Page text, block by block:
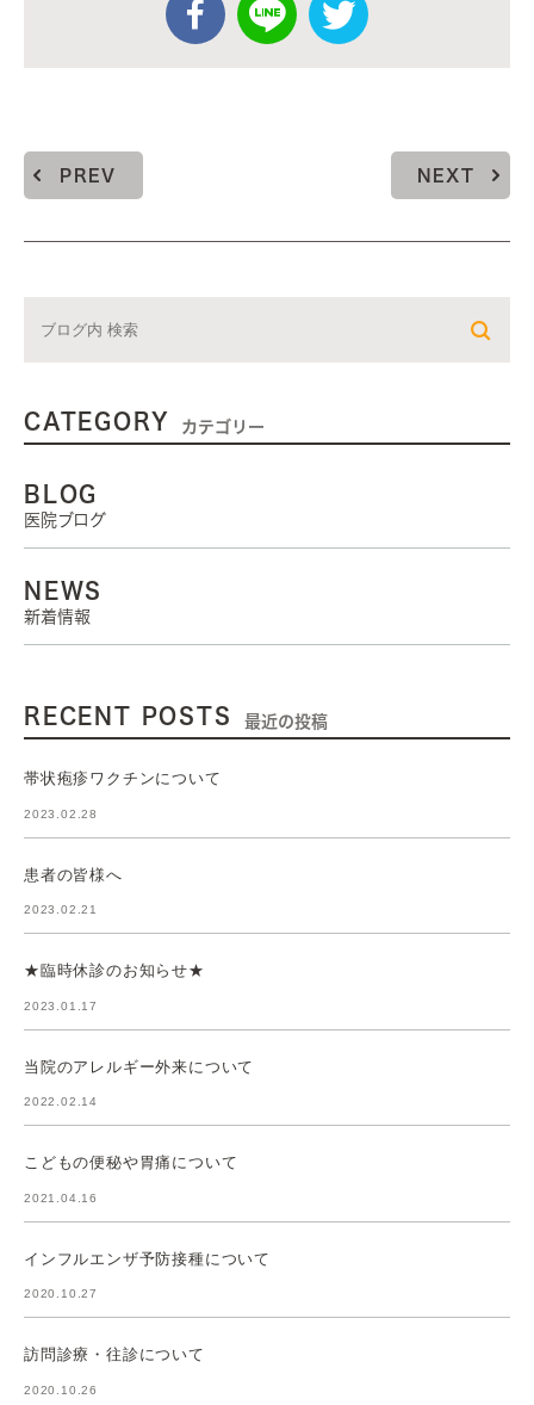
PREV NEXT
CATEGORY カテゴリー
BLOG
医院ブログ
NEWS
新着情報
RECENT POSTS 最近の投稿
帯状疱疹ワクチンについて
2023.02.28
患者の皆様へ
2023.02.21
★臨時休診のお知らせ★
2023.01.17
当院のアレルギー外来について
2022.02.14
こどもの便秘や胃痛について
2021.04.16
インフルエンザ予防接種について
2020.10.27
訪問診療・往診について
2020.10.26